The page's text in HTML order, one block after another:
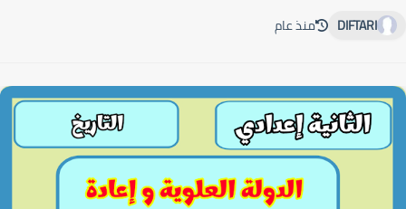
DIFTARI منذ عام